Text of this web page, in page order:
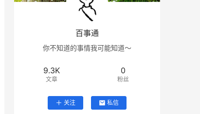
百事通
你不知道的事情我可能知道～
9.3K
文章
0
粉丝
关注 私信